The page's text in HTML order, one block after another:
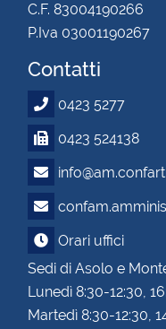
C.F. 83004190266
P.Iva 03001190267
Contatti
0423 5277
0423 524138
Orari uffici
Sedi di Asolo e
Lunedì 8:30-12:30,
Martedì 8:30-12:30,